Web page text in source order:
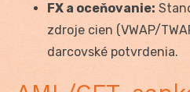
FX a oceňovanie:
zdroje cien (VWAP/
darcovské potvrdenia.